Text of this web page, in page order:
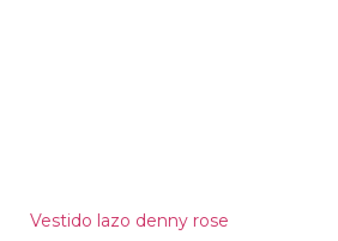
Vestido lazo denny rose